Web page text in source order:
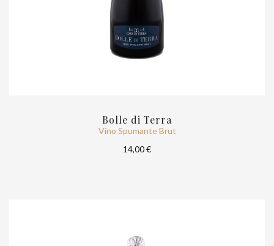
Bolle di Terra
Vino Spumante Brut
14,00 €